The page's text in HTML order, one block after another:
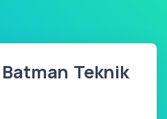
Teknik